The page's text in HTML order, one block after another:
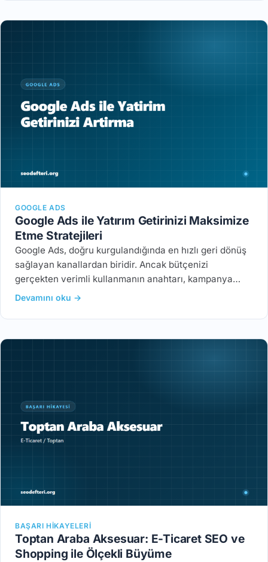
GOOGLE ADS
Google Ads ile Yatırım Getirinizi Maksimize
Etme Stratejileri
Google Ads, doğru kurgulandığında en hızlı geri dönüş
sağlayan kanallardan biridir. Ancak bütçenizi
gerçekten verimli kullanmanın anahtarı, kampanya…
Devamını oku →
BAŞARI HIKAYELERI
Toptan Araba Aksesuar: E-Ticaret SEO ve
Shopping ile Ölçekli Büyüme